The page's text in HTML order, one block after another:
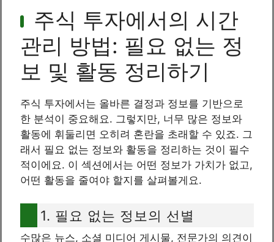
주식 투자에서의 시간
관리 방법: 필요 없는 정
보 및 활동 정리하기
주식 투자에서는 올바른 결정과 정보를 기반으로
한 분석이 중요해요. 그렇지만, 너무 많은 정보와
활동에 휘둘리면 오히려 혼란을 초래할 수 있죠. 그
래서 필요 없는 정보와 활동을 정리하는 것이 필수
적이에요. 이 섹션에서는 어떤 정보가 가치가 없고,
어떤 활동을 줄여야 할지를 살펴볼게요.
1. 필요 없는 정보의 선별
수많은 뉴스, 소셜 미디어 게시물, 전문가의 의견이